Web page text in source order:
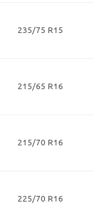
235/75 R15
215/65 R16
215/70 R16
225/70 R16